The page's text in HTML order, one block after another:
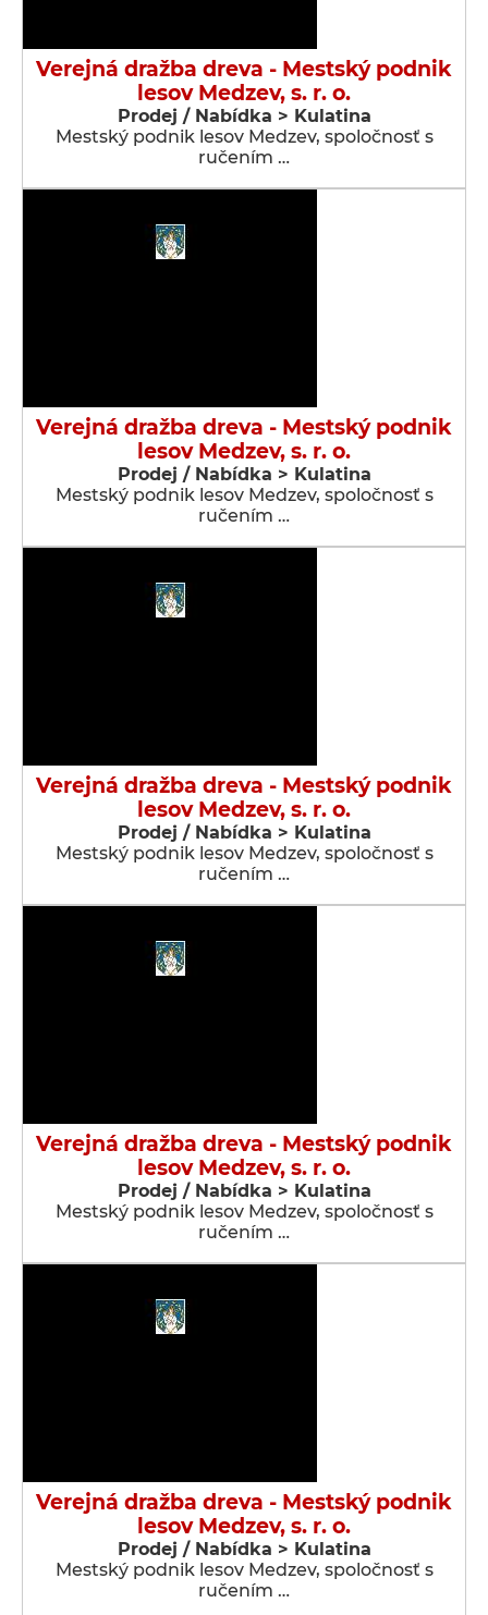
Verejná dražba dreva - Mestský podnik
lesov Medzev, s. r. o.
Prodej / Nabídka > Kulatina
Mestský podnik lesov Medzev, spoločnosť s
ručením …
Verejná dražba dreva - Mestský podnik
lesov Medzev, s. r. o.
Prodej / Nabídka > Kulatina
Mestský podnik lesov Medzev, spoločnosť s
ručením …
Verejná dražba dreva - Mestský podnik
lesov Medzev, s. r. o.
Prodej / Nabídka > Kulatina
Mestský podnik lesov Medzev, spoločnosť s
ručením …
Verejná dražba dreva - Mestský podnik
lesov Medzev, s. r. o.
Prodej / Nabídka > Kulatina
Mestský podnik lesov Medzev, spoločnosť s
ručením …
Verejná dražba dreva - Mestský podnik
lesov Medzev, s. r. o.
Prodej / Nabídka > Kulatina
Mestský podnik lesov Medzev, spoločnosť s
ručením …